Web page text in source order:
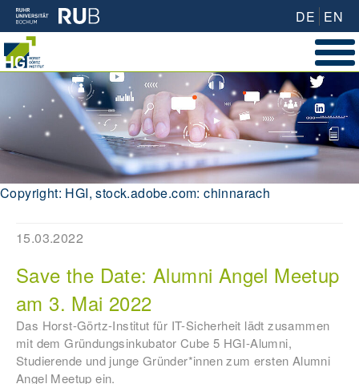
DE EN
Copyright: HGI, stock.adobe.com: chinnarach
15.03.2022
Save the Date: Alumni Angel Meetup
am 3. Mai 2022
Das Horst-Görtz-Institut für IT-Sicherheit lädt zusammen
mit dem Gründungsinkubator Cube 5 HGI-Alumni,
Studierende und junge Gründer*innen zum ersten Alumni
Angel Meetup ein.